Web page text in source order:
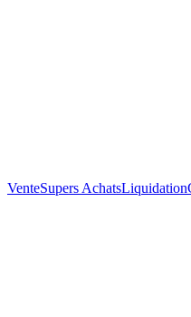
VenteSupers AchatsLiquidation